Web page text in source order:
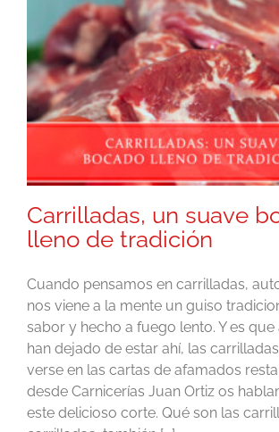
Carrilladas, un suave
lleno de tradición
Cuando pensamos en carrilladas,
nos viene a la mente un guiso
sabor y hecho a fuego lento. Y es
han dejado de estar ahí, las
verse en las cartas de afamados
desde Carnicerías Juan Ortiz os
este delicioso corte. Qué son las